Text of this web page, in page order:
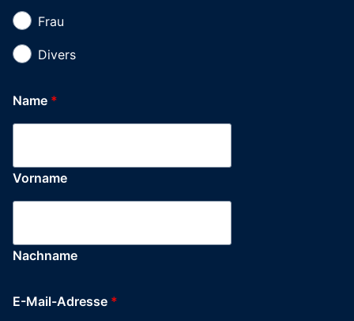
Frau
Divers
Name *
Vorname
Nachname
E-Mail-Adresse *